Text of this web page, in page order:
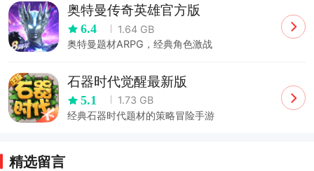
奥特曼传奇英雄官方版
6.4
1.64 GB
奥特曼题材ARPG，经典角色激战
石器时代觉醒最新版
5.1
1.73 GB
经典石器时代题材的策略冒险手游
精选留言